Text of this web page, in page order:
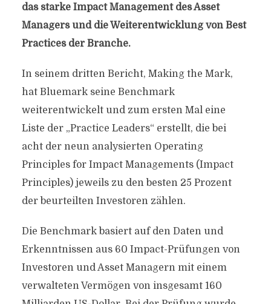
das starke Impact Management des Asset
Managers und die Weiterentwicklung von Best
Practices der Branche.
In seinem dritten Bericht, Making the Mark,
hat Bluemark seine Benchmark
weiterentwickelt und zum ersten Mal eine
Liste der „Practice Leaders“ erstellt, die bei
acht der neun analysierten Operating
Principles for Impact Managements (Impact
Principles) jeweils zu den besten 25 Prozent
der beurteilten Investoren zählen.
Die Benchmark basiert auf den Daten und
Erkenntnissen aus 60 Impact-Prüfungen von
Investoren und Asset Managern mit einem
verwalteten Vermögen von insgesamt 160